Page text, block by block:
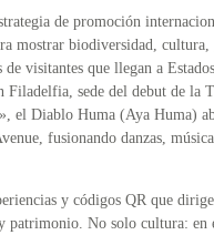
de promoción
mostrar biodiversidad, cultura,
visitantes que llegan a
Filadelfia, sede del debut de la
el Diablo Huma (Aya Huma)
fusionando danzas,
y códigos QR que
patrimonio. No solo cultura: en